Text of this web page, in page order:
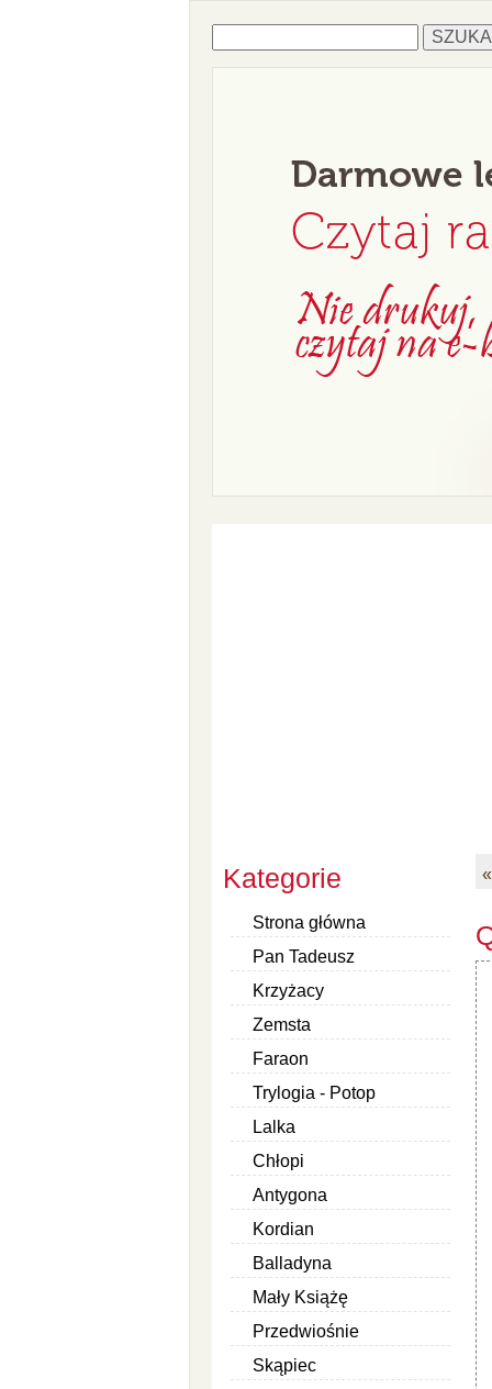
Kategorie
Strona główna
Pan Tadeusz
Krzyżacy
Zemsta
Faraon
Trylogia - Potop
Lalka
Chłopi
Antygona
Kordian
Balladyna
Mały Książę
Przedwiośnie
Skąpiec